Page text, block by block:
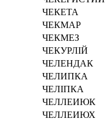
ЧЕКЕТА
ЧЕКМАР
ЧЕКМЕЗ
ЧЕКУРЛІЙ
ЧЕЛЕНДАК
ЧЕЛИПКА
ЧЕЛІПКА
ЧЕЛЛЕИЮК
ЧЕЛЛЕИЮХ